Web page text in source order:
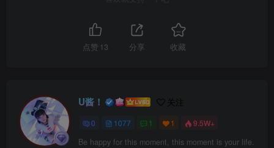
点赞 13 分享 收藏
U酱！ 关注
0 1077 1 1 9.5W+
Be happy for this moment, this moment is your life.